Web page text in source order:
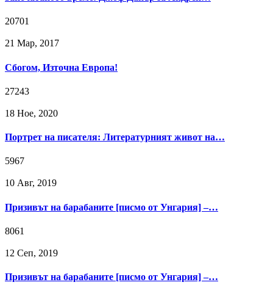
20701
21 Мар, 2017
Сбогом, Източна Европа!
27243
18 Ное, 2020
Портрет на писателя: Литературният живот на…
5967
10 Авг, 2019
Призивът на барабаните [писмо от Унгария] –…
8061
12 Сeп, 2019
Призивът на барабаните [писмо от Унгария] –…